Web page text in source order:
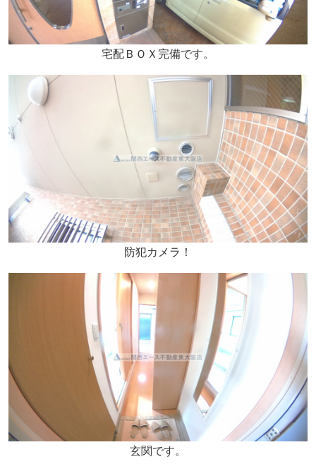
宅配ＢＯＸ完備です。
防犯カメラ！
玄関です。